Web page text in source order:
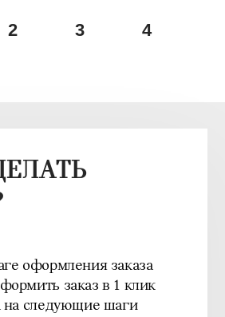
2 3 4
оформления заказа
заказ в 1 клик
на следующие шаги